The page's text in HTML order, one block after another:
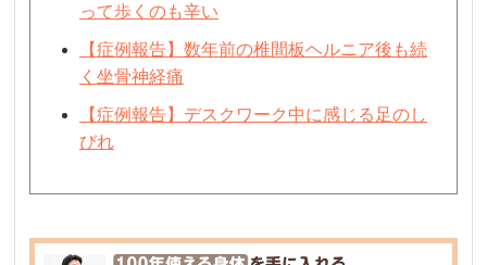
って歩くのも辛い
【症例報告】数年前の椎間板ヘルニア後も続
く坐骨神経痛
【症例報告】デスクワーク中に感じる足のし
びれ